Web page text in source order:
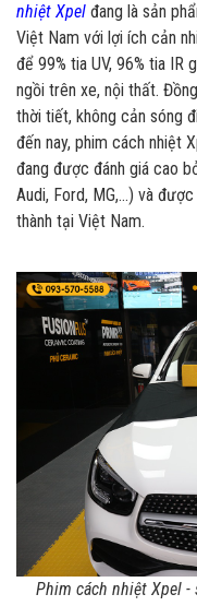
nhiệt Xpel đang là sản
Việt Nam với lợi ích cản
để 99% tia UV, 96% tia
ngồi trên xe, nội thất.
thời tiết, không cản sóng
đến nay, phim cách nhiệt
đang được đánh giá cao
Audi, Ford, MG,…) và
thành tại Việt Nam.
Phim cách nhiệt Xpel